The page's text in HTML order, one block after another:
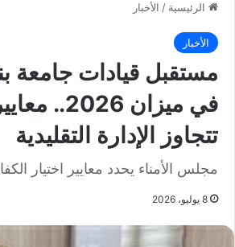
الرئيسية / الأخبار
الأخبار
مستقبل قيادات جامعة
في ميزان
تتجاوز الإدارة التقليدية
مجلس الأمناء يحدد معايير اختيار
8 يوليو، 2026